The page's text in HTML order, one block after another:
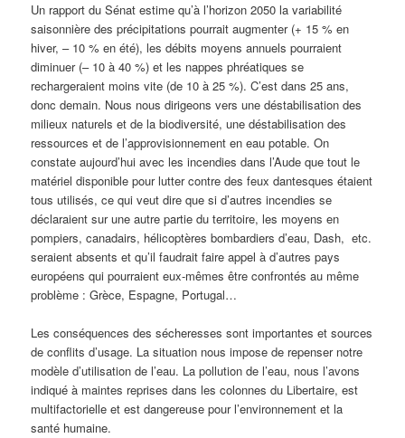
Un rapport du Sénat estime qu’à l’horizon 2050 la variabilité
saisonnière des précipitations pourrait augmenter (+ 15 % en
hiver, – 10 % en été), les débits moyens annuels pourraient
diminuer (– 10 à 40 %) et les nappes phréatiques se
rechargeraient moins vite (de 10 à 25 %). C’est dans 25 ans,
donc demain. Nous nous dirigeons vers une déstabilisation des
milieux naturels et de la biodiversité, une déstabilisation des
ressources et de l’approvisionnement en eau potable. On
constate aujourd’hui avec les incendies dans l’Aude que tout le
matériel disponible pour lutter contre des feux dantesques étaient
tous utilisés, ce qui veut dire que si d’autres incendies se
déclaraient sur une autre partie du territoire, les moyens en
pompiers, canadairs, hélicoptères bombardiers d’eau, Dash, etc.
seraient absents et qu’il faudrait faire appel à d’autres pays
européens qui pourraient eux-mêmes être confrontés au même
problème : Grèce, Espagne, Portugal…
Les conséquences des sécheresses sont importantes et sources
de conflits d’usage. La situation nous impose de repenser notre
modèle d’utilisation de l’eau. La pollution de l’eau, nous l’avons
indiqué à maintes reprises dans les colonnes du Libertaire, est
multifactorielle et est dangereuse pour l’environnement et la
santé humaine.